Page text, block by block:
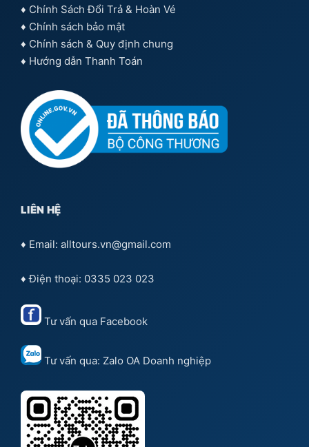
♦ Chính Sách Đổi Trả & Hoàn Vé
♦ Chính sách bảo mật
♦ Chính sách & Quy định chung
♦ Hướng dẫn Thanh Toán
LIÊN HỆ
♦ Email: alltours.vn@gmail.com
♦ Điện thoại: 0335 023 023
Tư vấn qua Facebook
Tư vấn qua: Zalo OA Doanh nghiệp